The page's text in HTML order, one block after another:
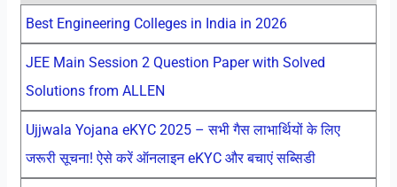
Best Engineering Colleges in India in 2026
JEE Main Session 2 Question Paper with Solved
Solutions from ALLEN
Ujjwala Yojana eKYC 2025 – सभी गैस लाभार्थियों के लिए
जरूरी सूचना! ऐसे करें ऑनलाइन eKYC और बचाएं सब्सिडी